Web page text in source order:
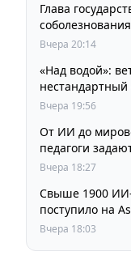
Глава
кинорежиссера
Вчера 20:14
«Над водой»:
нестандартный
пробок и смога
Вчера 19:56
От ИИ до
педагоги
Вчера 18:27
Свыше 1900
поступило на
Вчера 18:03